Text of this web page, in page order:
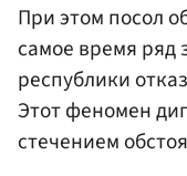
При этом посол
самое время ряд
республики
Этот феномен
стечением